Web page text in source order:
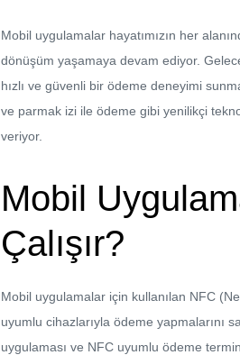
Mobil uygulamalar hayatımızın her
dönüşüm yaşamaya devam ediyor.
hızlı ve güvenli bir ödeme deneyimi
ve parmak izi ile ödeme gibi yenilikçi
veriyor.
Mobil
Çalışır?
Mobil uygulamalar için kullanılan NFC
uyumlu cihazlarıyla ödeme yapmalarını
uygulaması ve NFC uyumlu ödeme